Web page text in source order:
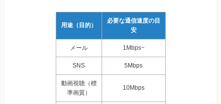
用途（目的）
必要な通信速度の目
安
メール 1Mbps~
SNS 5Mbps
動画視聴（標
準画質）
10Mbps